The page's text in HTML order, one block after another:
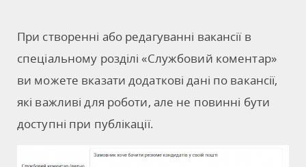
При створенні або редагуванні вакансії в
спеціальному розділі «Службовий коментар»
ви можете вказати додаткові дані по вакансії,
які важливі для роботи, але не повинні бути
доступні при публікації.